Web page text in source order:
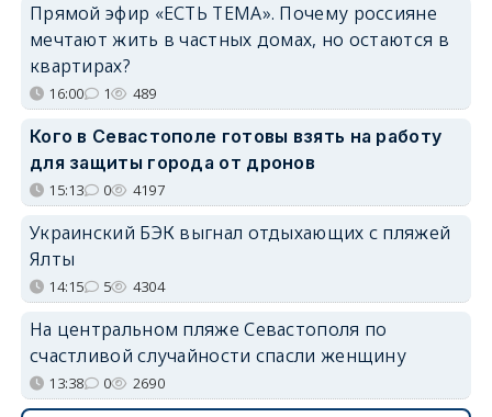
Прямой эфир «ЕСТЬ ТЕМА». Почему россияне
мечтают жить в частных домах, но остаются в
квартирах?
16:00 1 489
Кого в Севастополе готовы взять на работу
для защиты города от дронов
15:13 0 4197
Украинский БЭК выгнал отдыхающих с пляжей
Ялты
14:15 5 4304
На центральном пляже Севастополя по
счастливой случайности спасли женщину
13:38 0 2690